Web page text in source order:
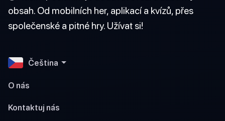
obsah. Od mobilních her, aplikací a kvízů, přes
společenské a pitné hry. Užívat si!
Čeština
O nás
Kontaktuj nás